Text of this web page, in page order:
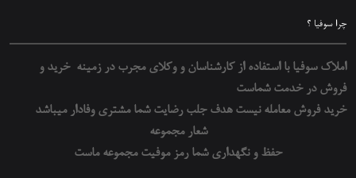
چرا سوفیا ؟
املاک سوفیا با استفاده از کارشناسان و وکلای مجرب در زمینه خرید و
فروش در خدمت شماست
خرید فروش معامله نیست هدف جلب رضایت شما مشتری وفادار میباشد
شعار مجموعه
حفظ و نگهداری شما رمز موفیت مجموعه ماست